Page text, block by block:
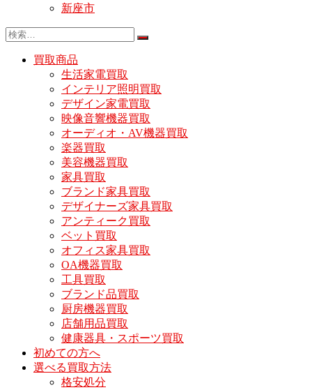
新座市
買取商品
生活家電買取
インテリア照明買取
デザイン家電買取
映像音響機器買取
オーディオ・AV機器買取
楽器買取
美容機器買取
家具買取
ブランド家具買取
デザイナーズ家具買取
アンティーク買取
ベット買取
オフィス家具買取
OA機器買取
工具買取
ブランド品買取
厨房機器買取
店舗用品買取
健康器具・スポーツ買取
初めての方へ
選べる買取方法
格安処分